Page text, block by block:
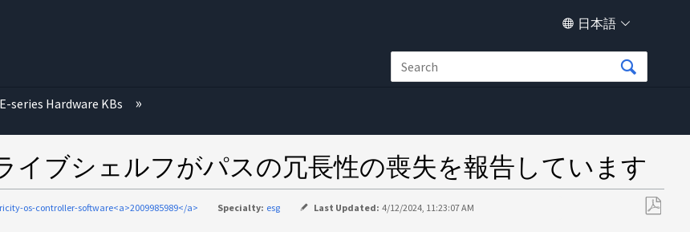
日本語
E-series Hardware KBs
イブシェルフがパスの冗長性の喪失を報告しています
os-controller-software<a>2009985989</a> Specialty: esg Last Updated: 4/12/2024, 11:23:07 AM